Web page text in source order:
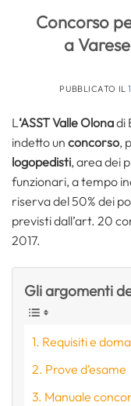
Concorso
a
PUBBLICATO IL
L ‘ASST Valle Olonadi
indetto un concorso,
logopedisti, area dei
funzionari, a tempo
riserva del 50% dei
previsti dall’art. 20
2017.
Gli argomenti
Requisiti e
Prove d’esame
Manuale